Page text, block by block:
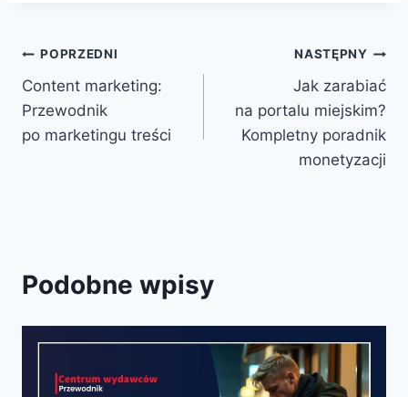
Nawigacja
wpisu
POPRZEDNI
Content marketing:
Przewodnik
po marketingu treści
NASTĘPNY
Jak zarabiać
na portalu miejskim?
Kompletny poradnik
monetyzacji
Podobne wpisy